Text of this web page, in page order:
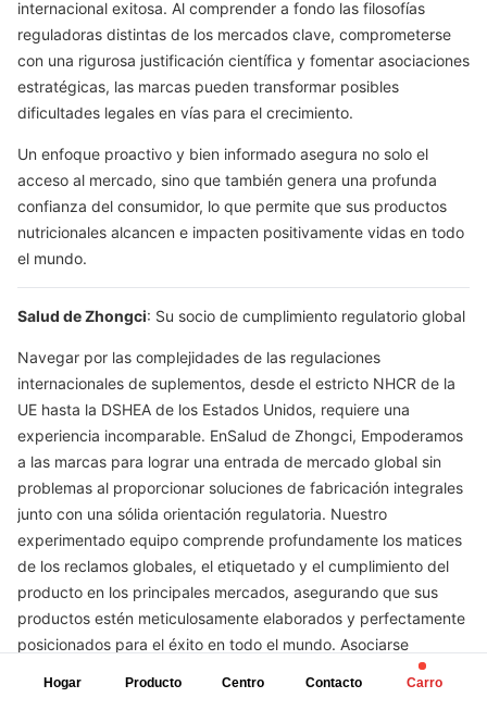
internacional exitosa. Al comprender a fondo las filosofías
reguladoras distintas de los mercados clave, comprometerse
con una rigurosa justificación científica y fomentar asociaciones
estratégicas, las marcas pueden transformar posibles
dificultades legales en vías para el crecimiento.
Un enfoque proactivo y bien informado asegura no solo el
acceso al mercado, sino que también genera una profunda
confianza del consumidor, lo que permite que sus productos
nutricionales alcancen e impacten positivamente vidas en todo
el mundo.
Salud de Zhongci: Su socio de cumplimiento regulatorio global
Navegar por las complejidades de las regulaciones
internacionales de suplementos, desde el estricto NHCR de la
UE hasta la DSHEA de los Estados Unidos, requiere una
experiencia incomparable. EnSalud de Zhongci, Empoderamos
a las marcas para lograr una entrada de mercado global sin
problemas al proporcionar soluciones de fabricación integrales
junto con una sólida orientación regulatoria. Nuestro
experimentado equipo comprende profundamente los matices
de los reclamos globales, el etiquetado y el cumplimiento del
producto en los principales mercados, asegurando que sus
productos estén meticulosamente elaborados y perfectamente
posicionados para el éxito en todo el mundo. Asociarse
Para expandir con confianza el alcance
Hogar Producto Centro Contacto Carro